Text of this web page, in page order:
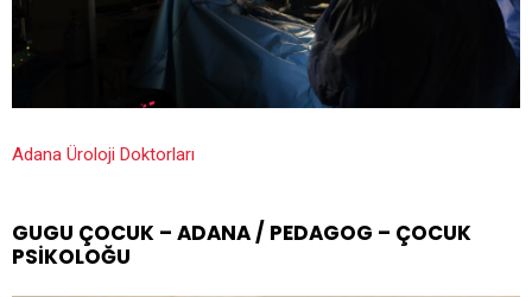
Adana Üroloji Doktorları
GUGU ÇOCUK – ADANA / PEDAGOG – ÇOCUK
PSIKOLOĞU